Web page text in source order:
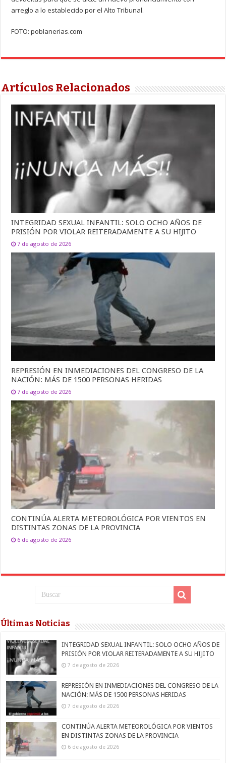
arreglo a lo establecido por el Alto Tribunal.
FOTO: poblanerias.com
Artículos Relacionados
INTEGRIDAD SEXUAL INFANTIL: SOLO OCHO AÑOS DE
PRISIÓN POR VIOLAR REITERADAMENTE A SU HIJITO
7 de agosto de 2026
REPRESIÓN EN INMEDIACIONES DEL CONGRESO DE LA
NACIÓN: MÁS DE 1500 PERSONAS HERIDAS
7 de agosto de 2026
CONTINÚA ALERTA METEOROLÓGICA POR VIENTOS EN
DISTINTAS ZONAS DE LA PROVINCIA
6 de agosto de 2026
Últimas Noticias
INTEGRIDAD SEXUAL INFANTIL: SOLO OCHO AÑOS DE
PRISIÓN POR VIOLAR REITERADAMENTE A SU HIJITO
7 de agosto de 2026
REPRESIÓN EN INMEDIACIONES DEL CONGRESO DE LA
NACIÓN: MÁS DE 1500 PERSONAS HERIDAS
7 de agosto de 2026
CONTINÚA ALERTA METEOROLÓGICA POR VIENTOS
EN DISTINTAS ZONAS DE LA PROVINCIA
6 de agosto de 2026